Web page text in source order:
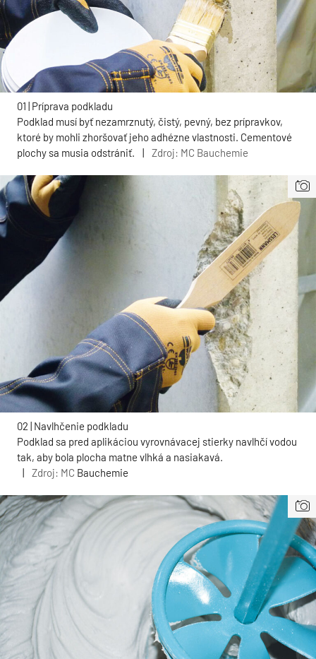
01 | Príprava podkladu
Podklad musí byť nezamrznutý, čistý, pevný, bez prípravkov,
ktoré by mohli zhoršovať jeho adhézne vlastnosti. Cementové
plochy sa musia odstrániť.
| Zdroj: MC Bauchemie
02 | Navlhčenie podkladu
Podklad sa pred aplikáciou vyrovnávacej stierky navlhčí vodou
tak, aby bola plocha matne vlhká a nasiakavá.
|
Zdroj: MC Bauchemie